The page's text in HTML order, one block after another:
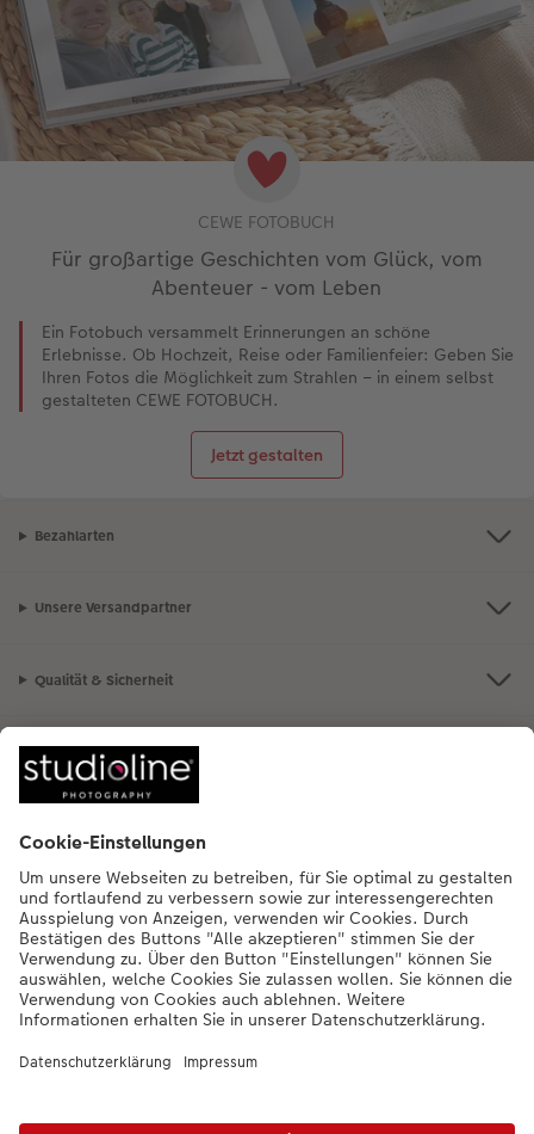
CEWE FOTOBUCH
Für großartige Geschichten vom Glück, vom
Abenteuer - vom Leben
Ein Fotobuch versammelt Erinnerungen an schöne
Erlebnisse. Ob Hochzeit, Reise oder Familienfeier: Geben Sie
Ihren Fotos die Möglichkeit zum Strahlen – in einem selbst
gestalteten CEWE FOTOBUCH.
Jetzt gestalten
Bezahlarten
Unsere Versandpartner
Qualität & Sicherheit
Nachhaltigkeit bei CEWE
Informationen
Sortiment